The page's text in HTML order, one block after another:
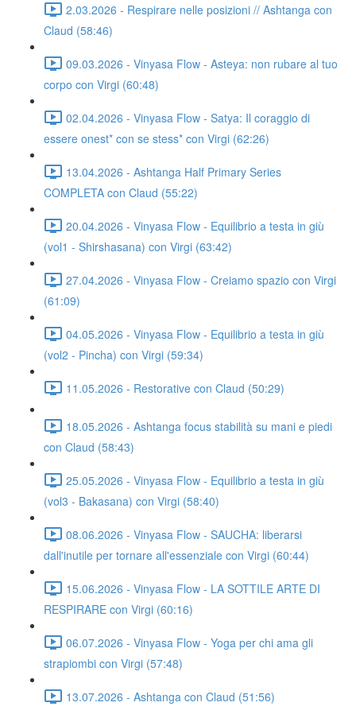
2.03.2026 - Respirare nelle posizioni // Ashtanga con
Claud (58:46)
09.03.2026 - Vinyasa Flow - Asteya: non rubare al tuo
corpo con Virgi (60:48)
02.04.2026 - Vinyasa Flow - Satya: Il coraggio di
essere onest* con se stess* con Virgi (62:26)
13.04.2026 - Ashtanga Half Primary Series
COMPLETA con Claud (55:22)
20.04.2026 - Vinyasa Flow - Equilibrio a testa in giù
(vol1 - Shirshasana) con Virgi (63:42)
27.04.2026 - Vinyasa Flow - Creiamo spazio con Virgi
(61:09)
04.05.2026 - Vinyasa Flow - Equilibrio a testa in giù
(vol2 - Pincha) con Virgi (59:34)
11.05.2026 - Restorative con Claud (50:29)
18.05.2026 - Ashtanga focus stabilità su mani e piedi
con Claud (58:43)
25.05.2026 - Vinyasa Flow - Equilibrio a testa in giù
(vol3 - Bakasana) con Virgi (58:40)
08.06.2026 - Vinyasa Flow - SAUCHA: liberarsi
dall'inutile per tornare all'essenziale con Virgi (60:44)
15.06.2026 - Vinyasa Flow - LA SOTTILE ARTE DI
RESPIRARE con Virgi (60:16)
06.07.2026 - Vinyasa Flow - Yoga per chi ama gli
strapiombi con Virgi (57:48)
13.07.2026 - Ashtanga con Claud (51:56)